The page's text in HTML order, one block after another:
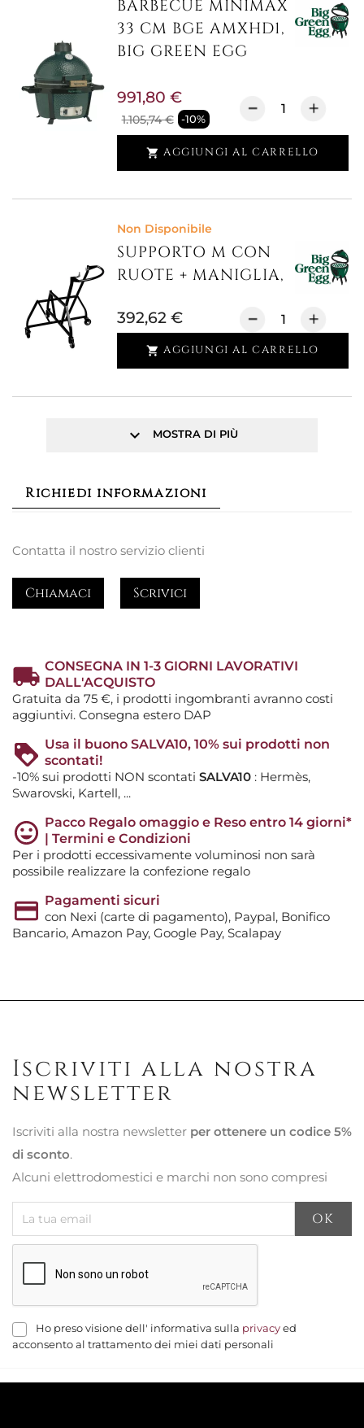
BARBECUE MINIMAX
33 CM BGE AMXHD1,
BIG GREEN EGG
1.105,74 € -10%
991,80 €
 AGGIUNGI AL CARRELLO
Non Disponibile
SUPPORTO M CON
RUOTE + MANIGLIA,
392,62 €
 AGGIUNGI AL CARRELLO
keyboard_arrow_down MOSTRA DI PIÙ
Richiedi informazioni
Contatta il nostro servizio clienti
Chiamaci Scrivici
CONSEGNA IN 1-3 GIORNI LAVORATIVI
DALL'ACQUISTO
Gratuita da 75 €, i prodotti ingombranti avranno costi
aggiuntivi. Consegna estero DAP
Usa il buono SALVA10, 10% sui prodotti non
scontati!
-10% sui prodotti NON scontati SALVA10 : Hermès,
Swarovski, Kartell, ...
Pacco Regalo omaggio e Reso entro 14 giorni*
| Termini e Condizioni
Per i prodotti eccessivamente voluminosi non sarà
possibile realizzare la confezione regalo
Pagamenti sicuri
con Nexi (carte di pagamento), Paypal, Bonifico
Bancario, Amazon Pay, Google Pay, Scalapay
Iscriviti alla nostra
newsletter
Iscriviti alla nostra newsletter per ottenere un codice 5%
di sconto.
Alcuni elettrodomestici e marchi non sono compresi
Ho preso visione dell' informativa sulla privacy ed
acconsento al trattamento dei miei dati personali